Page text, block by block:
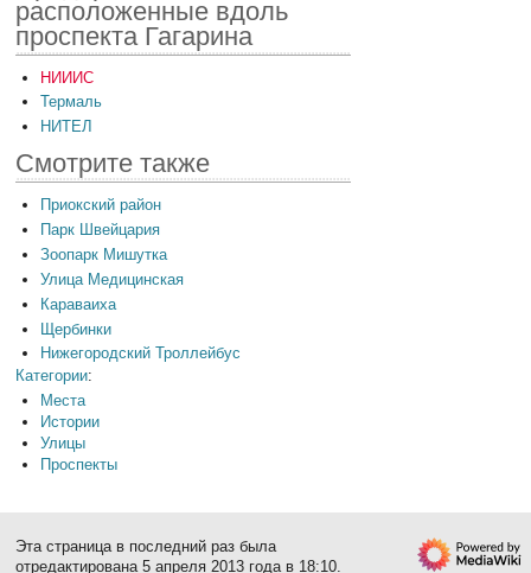
расположенные вдоль
проспекта Гагарина
НИИИС
Термаль
НИТЕЛ
Смотрите также
Приокский район
Парк Швейцария
Зоопарк Мишутка
Улица Медицинская
Караваиха
Щербинки
Нижегородский Троллейбус
Категории:
Места
Истории
Улицы
Проспекты
Эта страница в последний раз была
отредактирована 5 апреля 2013 года в 18:10.